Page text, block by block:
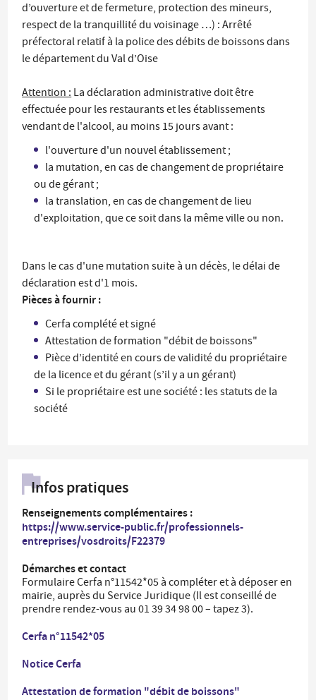
d’ouverture et de fermeture, protection des mineurs,
respect de la tranquillité du voisinage …) :Arrêté
préfectoral relatif à la police des débits de boissons dans
le département du Val d’Oise
Attention : La déclaration administrative doit être
effectuée pour les restaurants et les établissements
vendant de l'alcool, au moins 15 jours avant :
l'ouverture d'un nouvel établissement ;
la mutation, en cas de changement de propriétaire
ou de gérant ;
la translation, en cas de changement de lieu
d'exploitation, que ce soit dans la même ville ou non.
Dans le cas d'une mutation suite à un décès, le délai de
déclaration est d'1 mois.
Pièces à fournir :
Cerfa complété et signé
Attestation de formation "débit de boissons"
Pièce d’identité en cours de validité du propriétaire
de la licence et du gérant (s’il y a un gérant)
Si le propriétaire est une société : les statuts de la
société
Infos pratiques
Renseignements complémentaires :
https://www.service-public.fr/professionnels-
entreprises/vosdroits/F22379
Démarches et contact
Formulaire Cerfa n°11542*05 à compléter et à déposer en
mairie, auprès du Service Juridique (Il est conseillé de
prendre rendez-vous au 01 39 34 98 00 – tapez 3).
Cerfa n°11542*05
Notice Cerfa
Attestation de formation "débit de boissons"